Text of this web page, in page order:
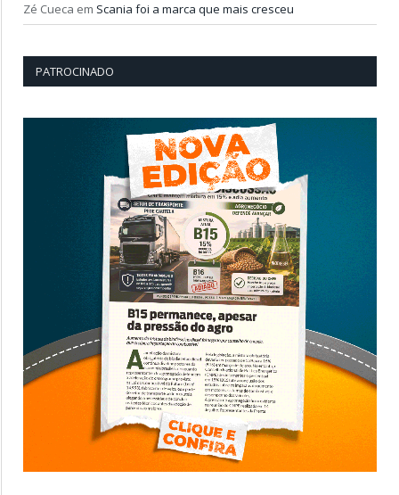
Zé Cueca em Scania foi a marca que mais cresceu
PATROCINADO